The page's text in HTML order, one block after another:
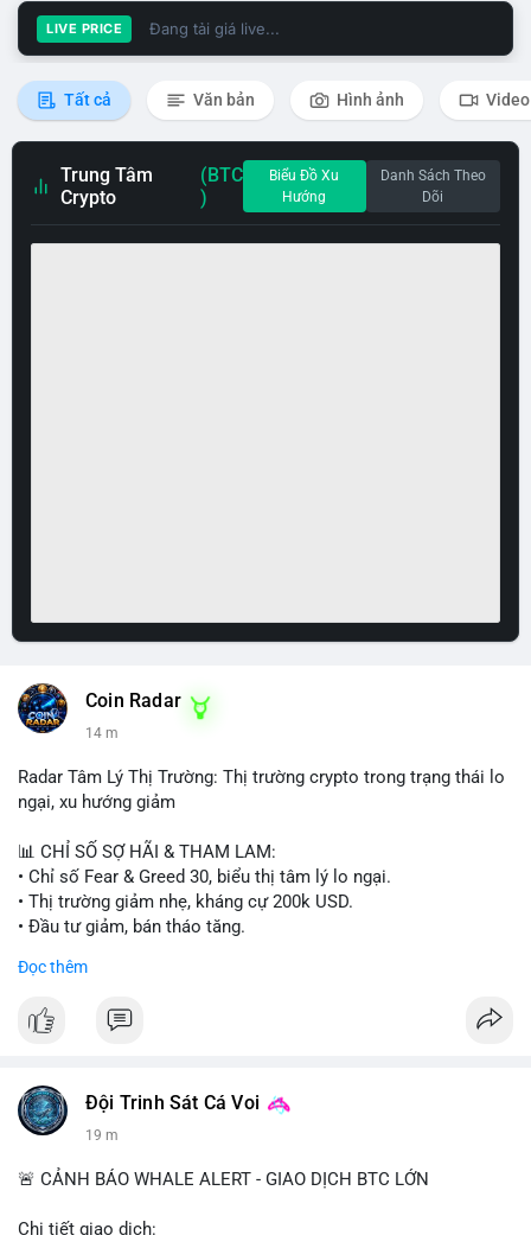
LIVE PRICE Đang tải giá live...
Tất cả Văn bản Hình ảnh Video
Trung Tâm
Crypto
(BTC
)
Biểu Đồ Xu
Hướng
Danh Sách Theo
Dõi
Coin Radar
14 m
Radar Tâm Lý Thị Trường: Thị trường crypto trong trạng thái lo
ngại, xu hướng giảm
📊 CHỈ SỐ SỢ HÃI & THAM LAM:
• Chỉ số Fear & Greed 30, biểu thị tâm lý lo ngại.
• Thị trường giảm nhẹ, kháng cự 200k USD.
• Đầu tư giảm, bán tháo tăng.
📈 XU HƯỚNG TÌM KIẾM & THẢO LUẬN:
Penguins, Audiera.
💬 DÒNG CHẢY TIN TỨC & TRUYỀN THÔNG:
• Vitalik Buterin cập nhật roadmap Ethereum.
• Wall Street + Nvidia AI deal 500 tỷ USD.
Đọc thêm
Đội Trinh Sát Cá Voi
19 m
🚨 CẢNH BÁO WHALE ALERT - GIAO DỊCH BTC LỚN
Chi tiết giao dịch: